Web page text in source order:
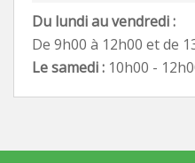
Du lundi au vendredi :
De 9h00 à 12h00 et de
Le samedi : 10h00 -